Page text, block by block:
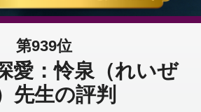
第939位
愛：怜泉（れいぜ
先生の評判